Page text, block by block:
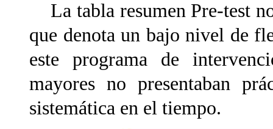
La tabla resumen Pre-test
que denota un bajo nivel de
este programa de
mayores no presentaban
sistemática en el tiempo.